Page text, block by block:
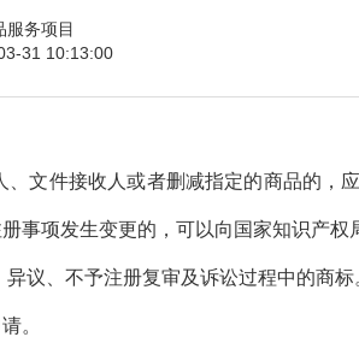
服务项目
31 10:13:00
件接收人或者删减指定的商品的，
项发生变更的，可以向国家知识产权
议、不予注册复审及诉讼过程中的商标
。